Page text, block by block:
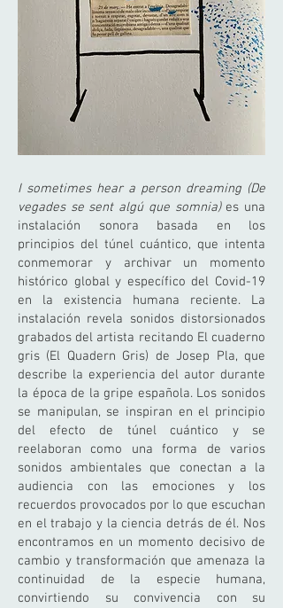
I sometimes hear a person dreaming (De
vegades se sent algú que somnia)es una
instalación sonora basada en los
principios del túnel cuántico, que intenta
conmemorar y archivar un momento
histórico global y específico del Covid-19
en la existencia humana reciente. La
instalación revela sonidos distorsionados
grabados del artista recitando El cuaderno
gris (El Quadern Gris) de Josep Pla, que
describe la experiencia del autor durante
la época de la gripe española. Los sonidos
se manipulan, se inspiran en el principio
del efecto de túnel cuántico y se
reelaboran como una forma de varios
sonidos ambientales que conectan a la
audiencia con las emociones y los
recuerdos provocados por lo que escuchan
en el trabajo y la ciencia detrás de él. Nos
encontramos en un momento decisivo de
cambio y transformación que amenaza la
continuidad de la especie humana,
convirtiendo su convivencia con su